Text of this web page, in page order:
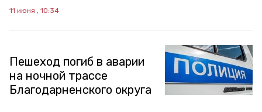
11 июня , 10:34
Пешеход погиб в аварии
на ночной трассе
Благодарненского округа